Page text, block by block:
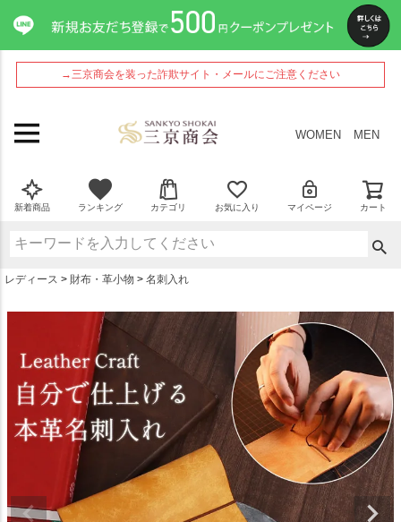
→三京商会を装った詐欺サイト・メールにご注意ください
WOMEN MEN
新着商品 ランキング カテゴリ お気に入り マイページ カート
レディース 財布・革小物 名刺入れ
ペー
ジト
ップ
へ